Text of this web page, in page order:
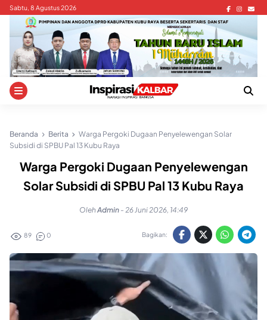
Skip
content
Sabtu, 8 Agustus 2026
Beranda Berita
Warga Pergoki Dugaan Penyelewengan Solar
Subsidi di SPBU Pal 13 Kubu Raya
Warga Pergoki Dugaan Penyelewengan
Solar Subsidi di SPBU Pal 13 Kubu Raya
OlehAdmin - 26 Juni 2026, 14:49
89 0 Bagikan: